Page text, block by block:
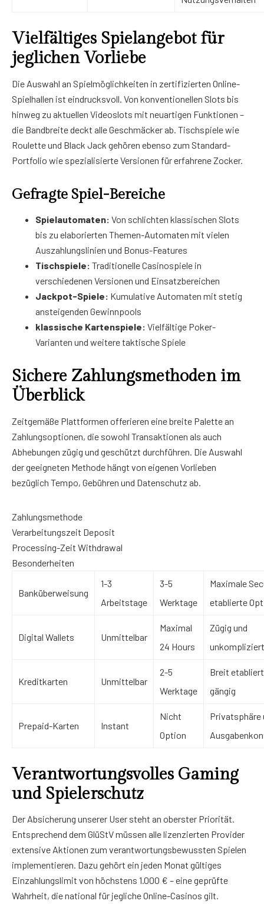
Vielfältiges Spielangebot für
jeglichen Vorliebe
Die Auswahl an Spielmöglichkeiten in zertifizierten Online-
Spielhallen ist eindrucksvoll. Von konventionellen Slots bis
hinweg zu aktuellen Videoslots mit neuartigen Funktionen –
die Bandbreite deckt alle Geschmäcker ab. Tischspiele wie
Roulette und Black Jack gehören ebenso zum Standard-
Portfolio wie spezialisierte Versionen für erfahrene Zocker.
Gefragte Spiel-Bereiche
Spielautomaten: Von schlichten klassischen Slots
bis zu elaborierten Themen-Automaten mit vielen
Auszahlungslinien und Bonus-Features
Tischspiele: Traditionelle Casinospiele in
verschiedenen Versionen und Einsatzbereichen
Jackpot-Spiele: Kumulative Automaten mit stetig
ansteigenden Gewinnpools
klassische Kartenspiele: Vielfältige Poker-
Varianten und weitere taktische Spiele
Sichere Zahlungsmethoden im
Überblick
Zeitgemäße Plattformen offerieren eine breite Palette an
Zahlungsoptionen, die sowohl Transaktionen als auch
Abhebungen zügig und geschützt durchführen. Die Auswahl
der geeigneten Methode hängt von eigenen Vorlieben
bezüglich Tempo, Gebühren und Datenschutz ab.
Zahlungsmethode
Verarbeitungszeit Deposit
Processing-Zeit Withdrawal
Besonderheiten
Banküberweisung
1-3
Arbeitstage
3-5
Werktage
Maximale
etablierte
Digital Wallets Unmittelbar
Maximal
24 Hours
Zügig und
unkompliziert
Kreditkarten Unmittelbar
2-5
Werktage
Breit
gängig
Prepaid-Karten Instant
Nicht
Option
Privatsphäre
Verantwortungsvolles Gaming
und Spielerschutz
Der Absicherung unserer User steht an oberster Priorität.
Entsprechend dem GlüStV müssen alle lizenzierten Provider
extensive Aktionen zum verantwortungsbewussten Spielen
implementieren. Dazu gehört ein jeden Monat gültiges
Einzahlungslimit von höchstens 1.000 € – eine geprüfte
Wahrheit, die national für jegliche Online-Casinos gilt.